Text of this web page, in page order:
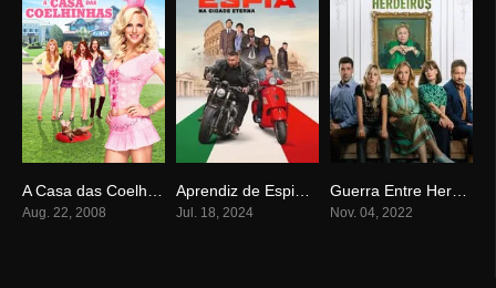
5.6A Casa das Coelhinhas
Aug. 22, 2008
0
Aprendiz de Espiã: Na Cidade Eterna
Jul. 18, 2024
5.2
Guerra Entre Herdeiros
Nov. 04, 2022